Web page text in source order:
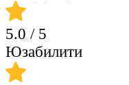
5.0 / 5
Юзабилити